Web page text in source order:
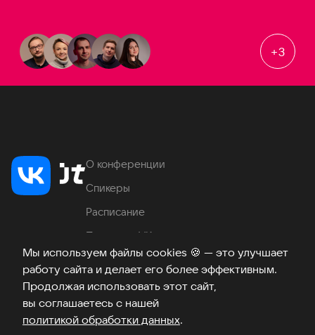
Мы используем файлы cookies 🍪 — это улучшает
работу сайта и делает его более эффективным.
Продолжая использовать этот сайт,
вы соглашаетесь с нашей
политикой обработки данных.
+3
О конференции
Спикеры
Расписание
Продукты VK
Место проведения
Часто задаваемые вопросы
ТелеграмВКонтакте
Хабр